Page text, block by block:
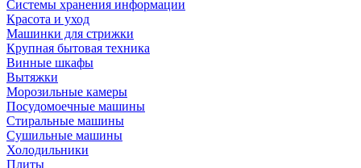
Системы хранения информации
Красота и уход
Машинки для стрижки
Крупная бытовая техника
Винные шкафы
Вытяжки
Морозильные камеры
Посудомоечные машины
Стиральные машины
Сушильные машины
Холодильники
Плиты